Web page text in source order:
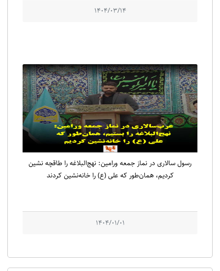
1404/03/14
رسول سالاری در نماز جمعه ورامین: نهج‌البلاغه را طاقچه نشین
کردیم، همان‌طور که علی (ع) را خانه‌نشین کردند
1404/01/01